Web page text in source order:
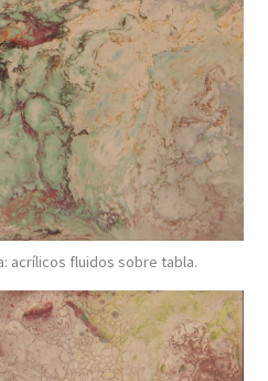
acrílicos fluidos sobre tabla.